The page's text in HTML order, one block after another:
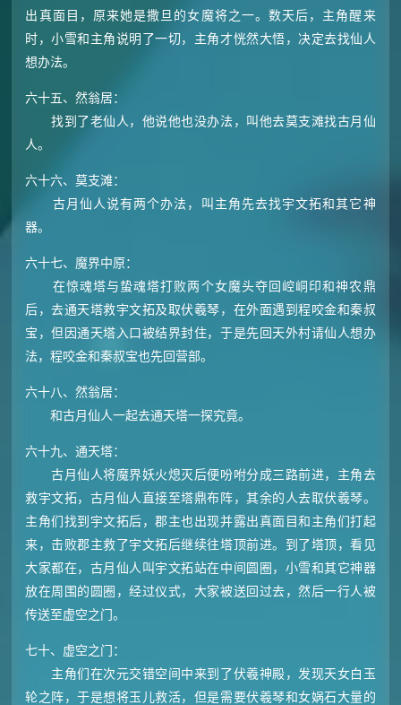
出真面目，原来她是撒旦的女魔将之一。数天后，主角醒来
时，小雪和主角说明了一切，主角才恍然大悟，决定去找仙人
想办法。
六十五、然翁居：
找到了老仙人，他说他也没办法，叫他去莫支滩找古月仙
人。
六十六、莫支滩：
古月仙人说有两个办法，叫主角先去找宇文拓和其它神
器。
六十七、魔界中原：
在惊魂塔与蛰魂塔打败两个女魔头夺回崆峒印和神农鼎
后，去通天塔救宇文拓及取伏羲琴，在外面遇到程咬金和秦叔
宝，但因通天塔入口被结界封住，于是先回天外村请仙人想办
法，程咬金和秦叔宝也先回营部。
六十八、然翁居：
和古月仙人一起去通天塔一探究竟。
六十九、通天塔：
古月仙人将魔界妖火熄灭后便吩咐分成三路前进，主角去
救宇文拓，古月仙人直接至塔鼎布阵，其余的人去取伏羲琴。
主角们找到宇文拓后，郡主也出现并露出真面目和主角们打起
来，击败郡主救了宇文拓后继续往塔顶前进。到了塔顶，看见
大家都在，古月仙人叫宇文拓站在中间圆圈，小雪和其它神器
放在周围的圆圈，经过仪式，大家被送回过去，然后一行人被
传送至虚空之门。
七十、虚空之门：
主角们在次元交错空间中来到了伏羲神殿，发现天女白玉
轮之阵，于是想将玉儿救活，但是需要伏羲琴和女娲石大量的